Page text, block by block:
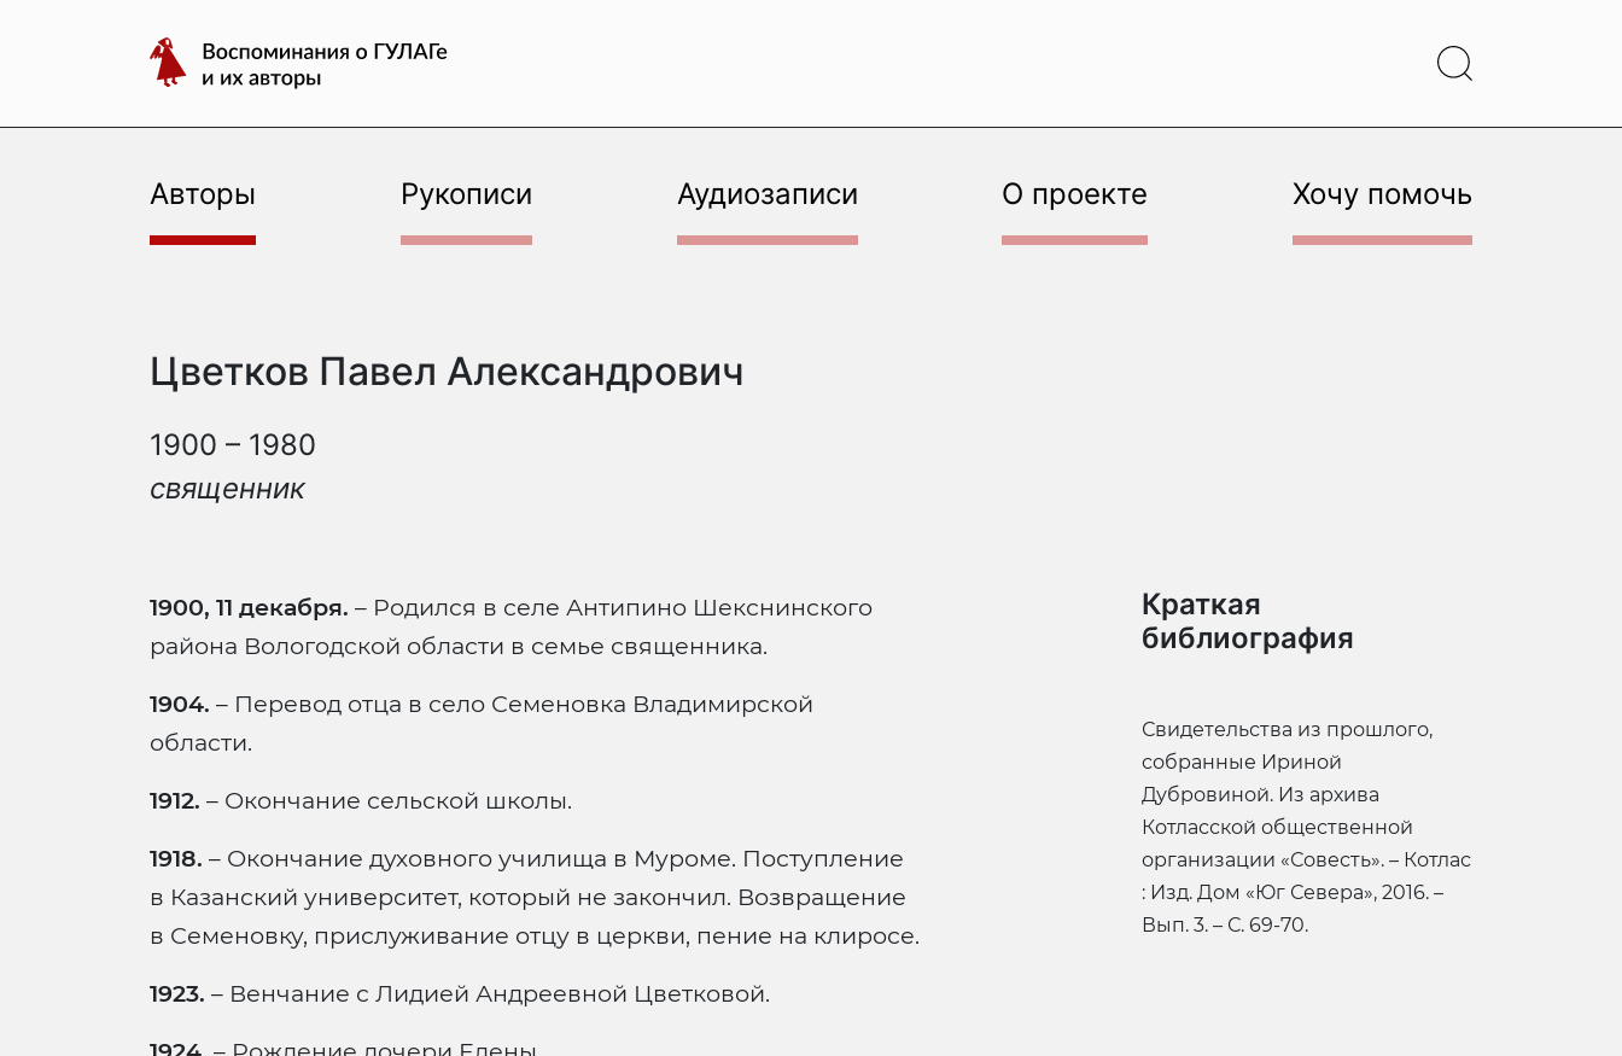
Воспоминания
о
и
авторы
Авторы Рукописи Аудиозаписи О проекте Хочу помочь
Цветков Павел Александрович
1900 – 1980
священник
1900, 11 декабря. – Родился в селе Антипино Шекснинского
района Вологодской области в семье священника.
1904. – Перевод отца в село Семеновка Владимирской
области.
1912. – Окончание сельской школы.
1918. – Окончание духовного училища в Муроме. Поступление
в Казанский университет, который не закончил. Возвращение
в Семеновку, прислуживание отцу в церкви, пение на клиросе.
1923. – Венчание с Лидией Андреевной Цветковой.
Краткая
библиография
Свидетельства из прошлого,
собранные Ириной
Дубровиной. Из архива
Котласской общественной
организации «Совесть». – Котлас
: Изд. Дом «Юг Севера», 2016. –
Вып. 3. – С. 69-70.